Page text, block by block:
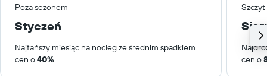
Poza sezonem
Styczeń
Najtańszy miesiąc na nocleg ze średnim spadkiem
cen o40%.
cen o